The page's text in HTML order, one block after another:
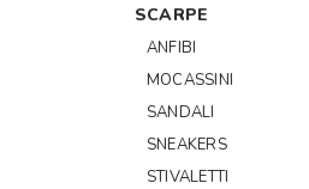
SCARPE
ANFIBI
MOCASSINI
SANDALI
SNEAKERS
STIVALETTI